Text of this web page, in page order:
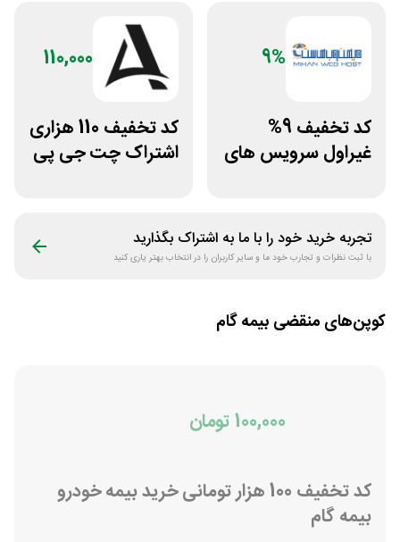
9%
کد تخفیف 9%
غیراول سرویس های
110,000
کد تخفیف 110 هزاری
اشتراک چت جی پی
تجربه خرید خود را با ما به اشتراک بگذارید
با ثبت نظرات و تجارب خود ما و سایر کاربران را در انتخاب بهتر یاری کنید
کوپن‌های منقضی بیمه گام
100,000 تومان
کد تخفیف 100 هزار تومانی خرید بیمه خودرو
بیمه گام